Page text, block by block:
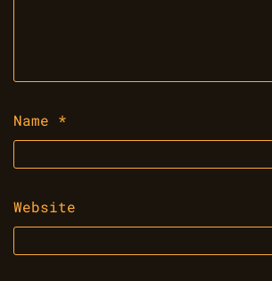
Name *
Website